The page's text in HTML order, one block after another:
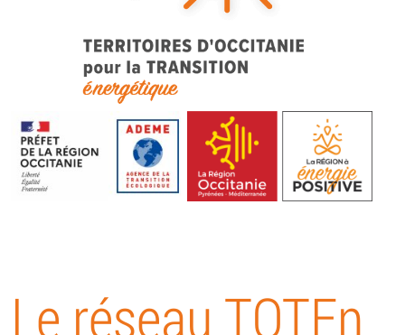
TOTEn Occitanie | Territoires
d’Occitanie pour la Transition
Energétique
Le réseau TOTEn